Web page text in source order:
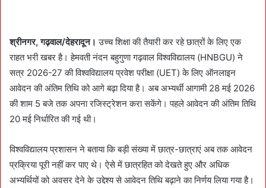
श्रीनगर, गढ़वाल/देहरादून। उच्च शिक्षा की तैयारी कर रहे छात्रों के लिए एक
राहत भरी खबर है। हेमवती नंदन बहुगुणा गढ़वाल विश्वविद्यालय (HNBGU) ने
सत्र 2026-27 की विश्वविद्यालय प्रवेश परीक्षा (UET) के लिए ऑनलाइन
आवेदन की अंतिम तिथि को आगे बढ़ा दिया है। अब अभ्यर्थी आगामी 28 मई 2026
की शाम 5 बजे तक अपना रजिस्ट्रेशन करा सकेंगे। पहले आवेदन की अंतिम तिथि
20 मई निर्धारित की गई थी।
विश्वविद्यालय प्रशासन ने बताया कि बड़ी संख्या में छात्र-छात्राएं अब तक आवेदन
प्रक्रिया पूरी नहीं कर पाए थे। ऐसे में छात्रहित को देखते हुए और अधिक
अभ्यर्थियों को अवसर देने के उद्देश्य से आवेदन तिथि बढ़ाने का निर्णय लिया गया है।